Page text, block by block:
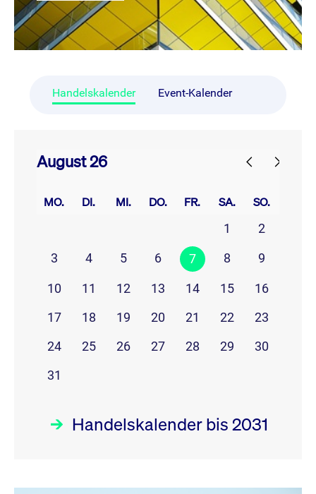
Handelskalender Event-Kalender
August 26
MO. DI. MI. DO. FR. SA. SO.
1
2
3
4 5 6 7 8 9
10 11 12 13 14 15
16
17
18 19 20 21 22
23
24
25 26 27 28 29
30
31
Handelskalender bis 2031